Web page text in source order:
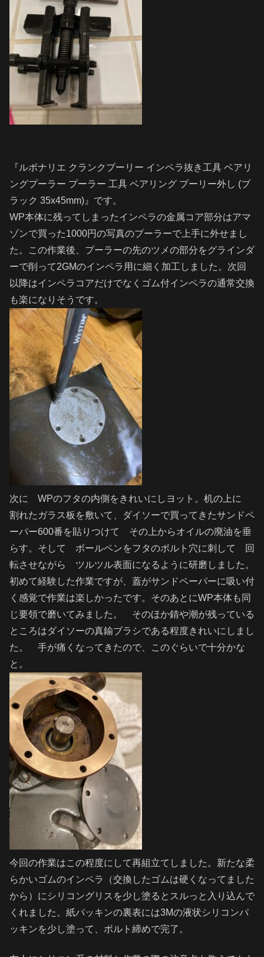
『ルボナリエ クランクプーリー インペラ抜き工具 ベアリ
ングプーラー プーラー 工具 ベアリング プーリー外し (ブ
ラック 35x45mm)』です。
WP本体に残ってしまったインペラの金属コア部分はアマ
ゾンで買った1000円の写真のプーラーで上手に外せまし
た。この作業後、プーラーの先のツメの部分をグラインダ
ーで削って2GMのインペラ用に細く加工しました。次回
以降はインペラコアだけでなくゴム付インペラの通常交換
も楽になりそうです。
次に WPのフタの内側をきれいにしヨット。机の上に
割れたガラス板を敷いて、ダイソーで買ってきたサンドペ
ーパー600番を貼りつけて その上からオイルの廃油を垂
らす。そして ボールペンをフタのボルト穴に刺して 回
転させながら ツルツル表面になるように研磨しました。
初めて経験した作業ですが、蓋がサンドペーパーに吸い付
く感覚で作業は楽しかったです。そのあとにWP本体も同
じ要領で磨いてみました。 そのほか錆や潮が残っている
ところはダイソーの真鍮ブラシである程度きれいにしまし
た。 手が痛くなってきたので、このぐらいで十分かな
と。
今回の作業はこの程度にして再組立てしました。新たな柔
らかいゴムのインペラ（交換したゴムは硬くなってました
から）にシリコングリスを少し塗るとスルっと入り込んで
くれました。紙パッキンの裏表には3Mの液状シリコンパ
ッキンを少し塗って、ボルト締めで完了。